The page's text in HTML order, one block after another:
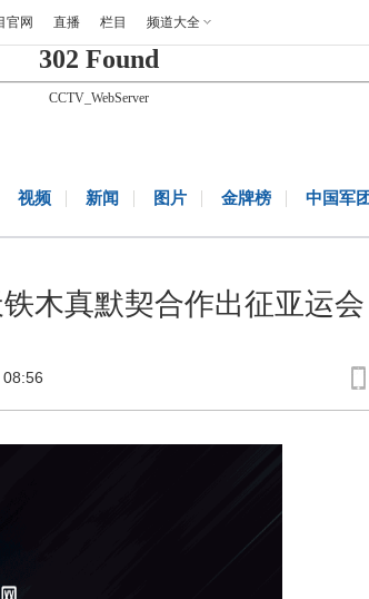
官网 直播 栏目 频道大全
302 Found
CCTV_WebServer
视频 新闻 图片 金牌榜 中国军团
木真默契合作出征亚运会